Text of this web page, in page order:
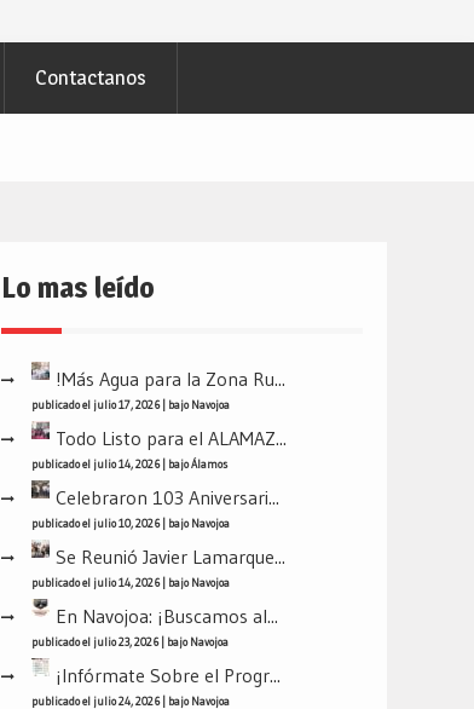
Contactanos
Lo mas leído
!Más Agua para la Zona Ru...
publicado el julio 17, 2026| bajoNavojoa
Todo Listo para el ALAMAZ...
publicado el julio 14, 2026| bajoÁlamos
Celebraron 103 Aniversari...
publicado el julio 10, 2026| bajoNavojoa
Se Reunió Javier Lamarque...
publicado el julio 14, 2026| bajoNavojoa
En Navojoa: ¡Buscamos al...
publicado el julio 23, 2026| bajoNavojoa
¡Infórmate Sobre el Progr...
publicado el julio 24, 2026| bajoNavojoa